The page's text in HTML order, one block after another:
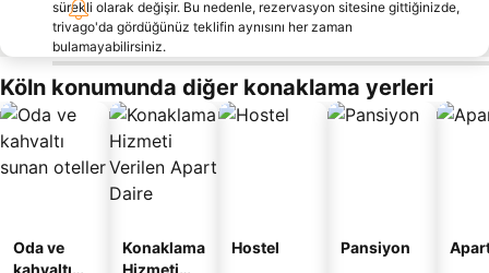
sürekli olarak değişir. Bu nedenle, rezervasyon sitesine gittiğinizde,
trivago'da gördüğünüz teklifin aynısını her zaman
bulamayabilirsiniz.
Köln konumunda diğer konaklama yerleri
Oda ve
kahvaltı
Konaklama
Hizmeti
Hostel Pansiyon